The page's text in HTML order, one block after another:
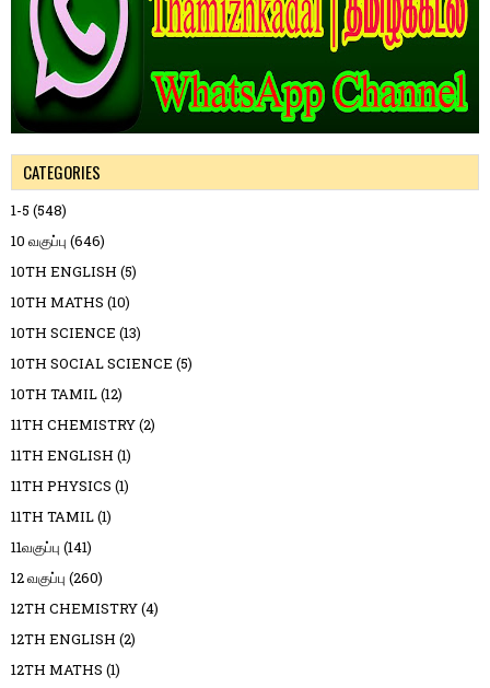
CATEGORIES
1-5 (548)
10 வகுப்பு (646)
10TH ENGLISH (5)
10TH MATHS (10)
10TH SCIENCE (13)
10TH SOCIAL SCIENCE (5)
10TH TAMIL(12)
11TH CHEMISTRY(2)
11TH ENGLISH (1)
11TH PHYSICS (1)
11TH TAMIL(1)
11வகுப்பு (141)
12 வகுப்பு (260)
12TH CHEMISTRY(4)
12TH ENGLISH (2)
12TH MATHS (1)